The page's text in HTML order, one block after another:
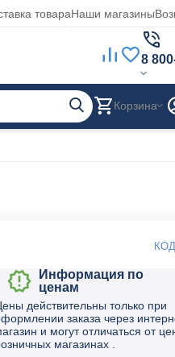
товараНаши магазины
8
Корзина
Информация по
ценам
действительны только при
заказа через
и могут отличаться от
магазинах .